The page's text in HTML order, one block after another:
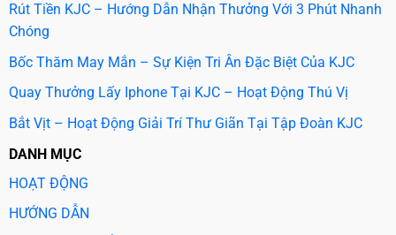
Rút Tiền KJC – Hướng Dẫn Nhận Thưởng Với 3 Phút Nhanh
Chóng
Bốc Thăm May Mắn – Sự Kiện Tri Ân Đặc Biệt Của KJC
Quay Thưởng Lấy Iphone Tại KJC – Hoạt Động Thú Vị
Bắt Vịt – Hoạt Động Giải Trí Thư Giãn Tại Tập Đoàn KJC
DANH MỤC
HOẠT ĐỘNG
HƯỚNG DẪN